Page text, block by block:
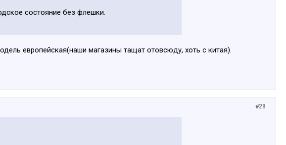
состояние без флешки.
поделиться.
европейская(наши магазины тащат отовсюду, хоть с китая).
#28